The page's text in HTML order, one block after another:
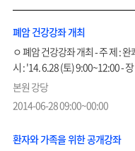
폐암 건강강좌 개최
ㅇ 폐암 건강강좌 개최 - 주 제 :
시 : '14. 6.28 (토) 9:00~12:00 -
본원 강당
2014-06-28 09:00~00:00
환자와 가족을 위한 공개강좌